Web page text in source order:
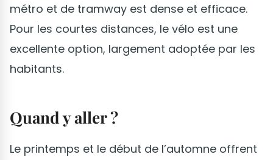
métro et de tramway est dense et efficace.
Pour les courtes distances, le vélo est une
excellente option, largement adoptée par les
habitants.
Quand y aller ?
Le printemps et le début de l’automne offrent